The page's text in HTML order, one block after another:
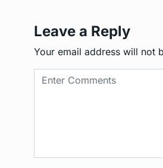
Leave a Reply
Your email address will not